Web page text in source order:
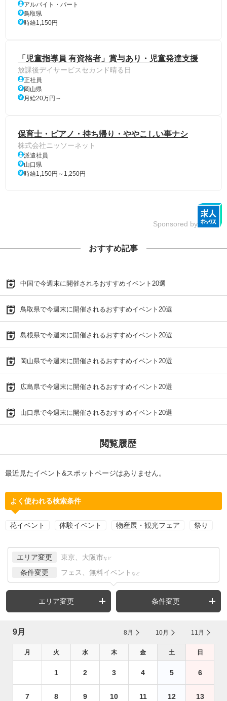
アルバイト・パート
鳥取県
時給1,150円
「児童指導員 有資格者」賞与あり・児童発達支援
放課後デイサービスセカンド晴る日
正社員
岡山県
月給20万円～
保育士・ピアノ・持ち帰り・ややこしい事ナシ
株式会社ニッソーネット
派遣社員
山口県
時給1,150円～1,250円
Sponsored by
おすすめ記事
中国で今週末に開催されるおすすめイベント20選
鳥取県で今週末に開催されるおすすめイベント20選
島根県で今週末に開催されるおすすめイベント20選
岡山県で今週末に開催されるおすすめイベント20選
広島県で今週末に開催されるおすすめイベント20選
山口県で今週末に開催されるおすすめイベント20選
閲覧履歴
最近見たイベント&スポットページはありません。
よく使われる検索条件
花イベント 体験イベント 物産展・観光フェア 祭り
エリア変更 東京、大阪市 など
条件変更 フェス、無料イベント など
エリア変更 条件変更
9月 8月 10月 11月
月 火 水 木 金 土 日
1 2 3 4 5 6
7 8 9 10 11 12 13